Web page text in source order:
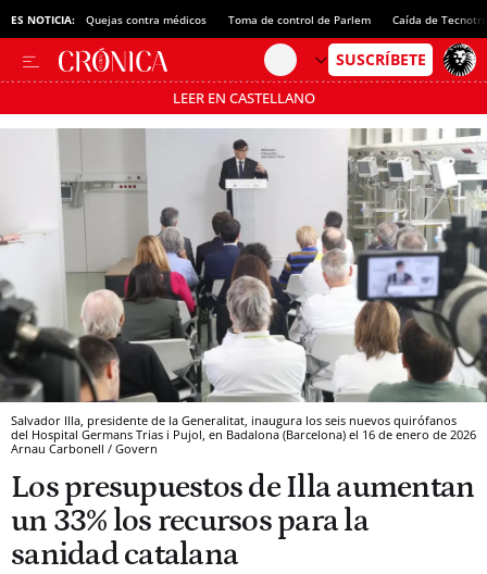
ES NOTICIA: Quejas contra médicos Toma de control de Parlem Caída de
LEER EN CASTELLANO
Pásate al MODO AHORRO
Salvador Illa, presidente de la Generalitat, inaugura los seis nuevos quirófanos
del Hospital Germans Trias i Pujol, en Badalona (Barcelona) el 16 de enero de 2026
Arnau Carbonell / Govern
Los presupuestos de Illa aumentan
un 33% los recursos para la
sanidad catalana